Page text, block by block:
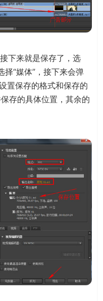
下来就是保存了，选
择“媒体”，接下来会弹
置保存的格式和保存的
存的具体位置，其余的